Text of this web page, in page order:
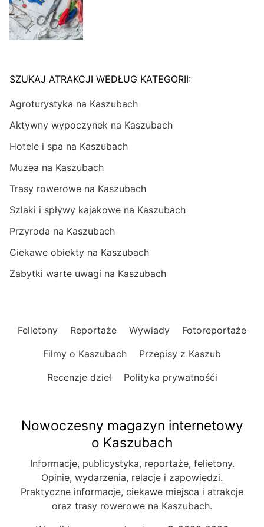
SZUKAJ ATRAKCJI WEDŁUG KATEGORII:
Agroturystyka na Kaszubach
Aktywny wypoczynek na Kaszubach
Hotele i spa na Kaszubach
Muzea na Kaszubach
Trasy rowerowe na Kaszubach
Szlaki i spływy kajakowe na Kaszubach
Przyroda na Kaszubach
Ciekawe obiekty na Kaszubach
Zabytki warte uwagi na Kaszubach
Felietony Reportaże Wywiady
Fotoreportaże
Filmy o Kaszubach
Przepisy z Kaszub
Recenzje dzieł
Polityka prywatnośći
Nowoczesny magazyn internetowy
o Kaszubach
Informacje, publicystyka, reportaże, felietony.
Opinie, wydarzenia, relacje i zapowiedzi.
Praktyczne informacje, ciekawe miejsca i atrakcje
oraz trasy rowerowe na Kaszubach.